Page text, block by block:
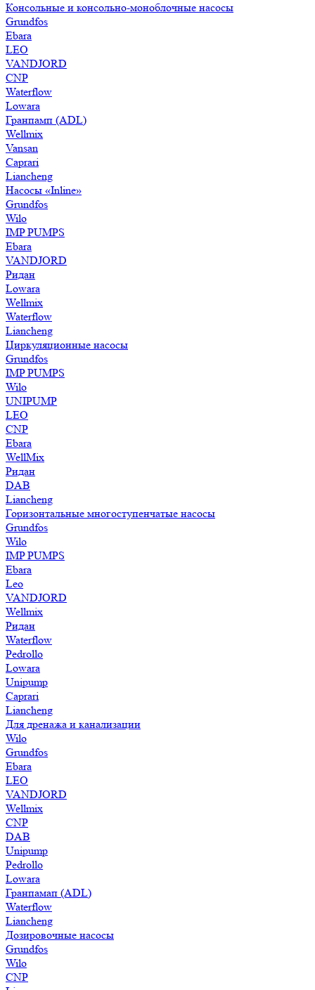
Консольные и консольно-моноблочные насосы
Grundfos
Ebara
LEO
VANDJORD
CNP
Waterflow
Lowara
Гранпамп (ADL)
Wellmix
Vansan
Caprari
Liancheng
Насосы «Inline»
Grundfos
Wilo
IMP PUMPS
Ebara
VANDJORD
Ридан
Lowara
Wellmix
Waterflow
Liancheng
Циркуляционные насосы
Grundfos
IMP PUMPS
Wilo
UNIPUMP
LEO
CNP
Ebara
WellMix
Ридан
DAB
Liancheng
Горизонтальные многоступенчатые насосы
Grundfos
Wilo
IMP PUMPS
Ebara
Leo
VANDJORD
Wellmix
Ридан
Waterflow
Pedrollo
Lowara
Unipump
Caprari
Liancheng
Для дренажа и канализации
Wilo
Grundfos
Ebara
LEO
VANDJORD
Wellmix
CNP
DAB
Unipump
Pedrollo
Lowara
Гранпамап (ADL)
Waterflow
Liancheng
Дозировочные насосы
Grundfos
Wilo
CNP